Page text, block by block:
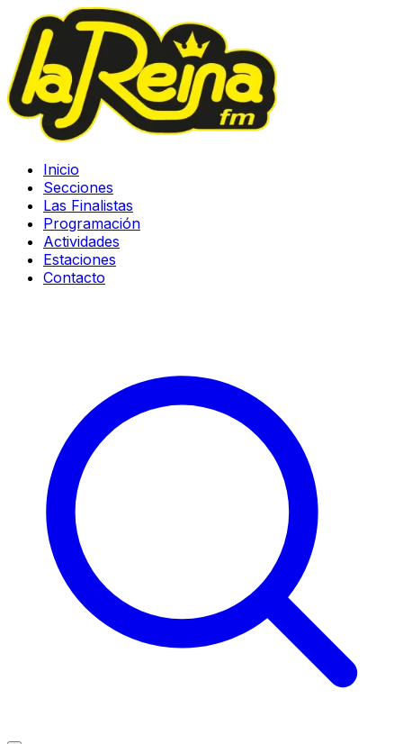
Inicio
Secciones
Las Finalistas
Programación
Actividades
Estaciones
Contacto